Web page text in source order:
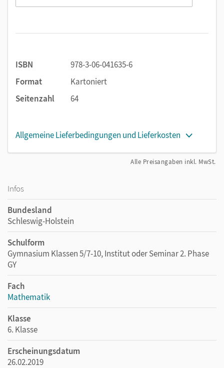
ISBN
978-3-06-041635-6
Format
Kartoniert
Seitenzahl
64
Allgemeine Lieferbedingungen und Lieferkosten
Alle Preisangaben inkl. MwSt.
Infos
Bundesland
Schleswig-Holstein
Schulform
Gymnasium Klassen 5/7-10, Institut oder Seminar 2. Phase
GY
Fach
Mathematik
Klasse
6. Klasse
Erscheinungsdatum
26.02.2019